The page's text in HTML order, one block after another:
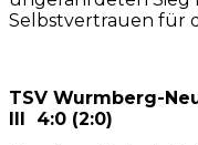
Selbstvertrauen für
TSV Wurmberg-
III 4:0 (2:0)